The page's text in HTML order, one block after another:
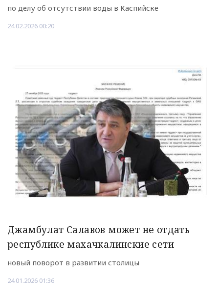
по делу об отсутствии воды в Каспийске
24.02.2026 00:20
Джамбулат Салавов может не отдать
республике махачкалинские сети
новый поворот в развитии столицы
24.01.2026 01:36